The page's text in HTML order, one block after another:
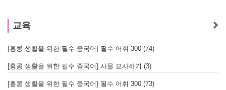
교육
[홍콩 생활을 위한 필수 중국어] 필수 어휘 300 (74)
[홍콩 생활을 위한 필수 중국어] 사물 묘사하기 (3)
[홍콩 생활을 위한 필수 중국어] 필수 어휘 300 (73)